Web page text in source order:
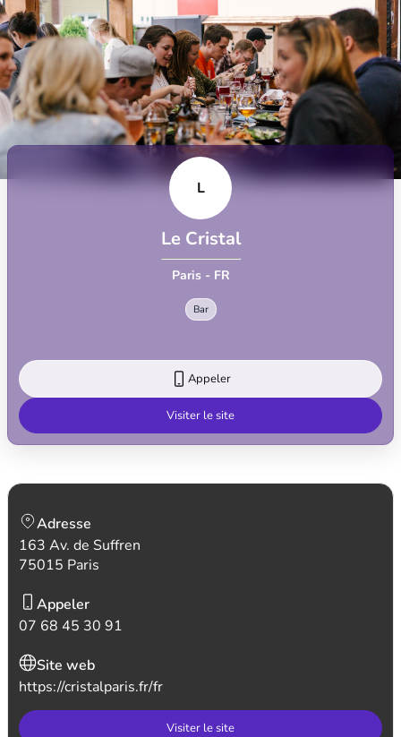
L
Le Cristal
Paris - FR
Bar
Appeler
Visiter le site
Adresse
163 Av. de Suffren
75015 Paris
Appeler
07 68 45 30 91
Site web
https://cristalparis.fr/fr
Visiter le site